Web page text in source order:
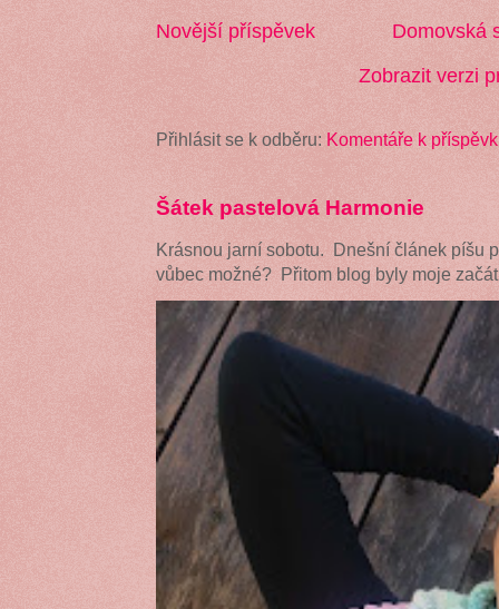
Novější příspěvek
Domovská
Zobrazit verzi
Přihlásit se k odběru: Komentáře k
Šátek pastelová Harmonie
Krásnou jarní sobotu. Dnešní článek píšu
vůbec možné? Přitom blog byly moje